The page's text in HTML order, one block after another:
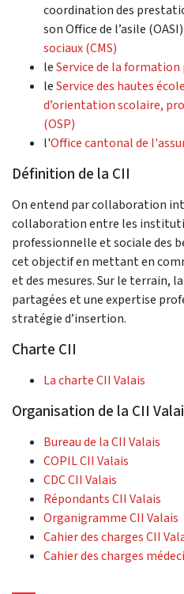
coordination des
son Office de l’asile
sociaux (CMS)
leService de la
leService des hautes
d’orientation scolaire,
(OSP)
l'Office cantonal de
Définition de la CII
On entend par collaboration
collaboration entre les
professionnelle et sociale des
cet objectif en mettant en
et des mesures. Sur le terrain,
partagées et une expertise
stratégie d’insertion.
Charte CII
La charte CII Valais
Organisation de la CII
Bureau de la CII Valais
COPIL CII Valais
CDC CII Valais
Répondants CII Valais
Organigramme CII Valais
Cahier des charges CII
Cahier des charges